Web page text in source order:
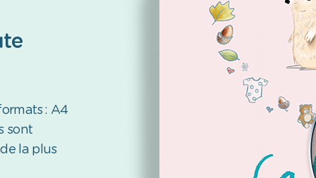
: A4
sont
la plus